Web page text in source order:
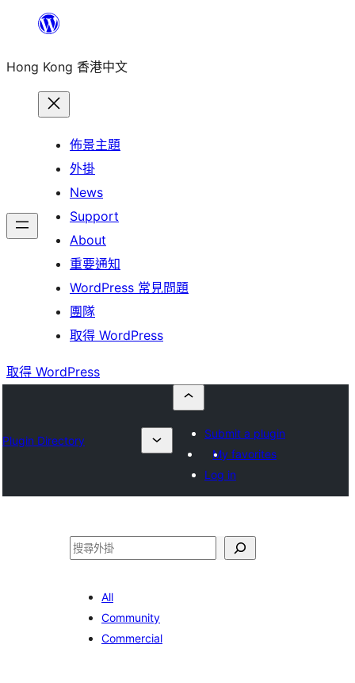
主
Hong Kong 香港中文
佈景主題
外掛
News
Support
About
重要通知
WordPress 常見問題
團隊
取得 WordPress
取得 WordPress
Plugin Directory
Submit a plugin
My favorites
Log in
搜
All
Community
Commercial